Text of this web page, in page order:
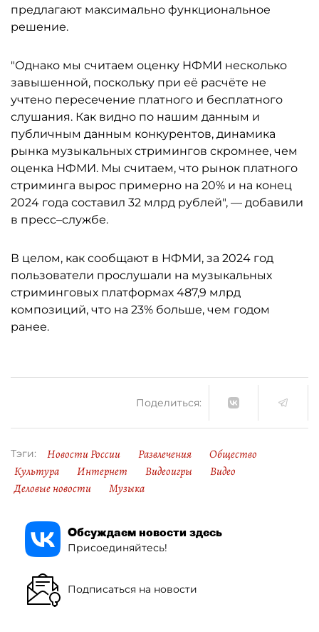
предлагают максимально функциональное
решение.
"Однако мы считаем оценку НФМИ несколько
завышенной, поскольку при её расчёте не
учтено пересечение платного и бесплатного
слушания. Как видно по нашим данным и
публичным данным конкурентов, динамика
рынка музыкальных стримингов скромнее, чем
оценка НФМИ. Мы считаем, что рынок платного
стриминга вырос примерно на 20% и на конец
2024 года составил 32 млрд рублей", — добавили
в пресс–службе.
В целом, как сообщают в НФМИ, за 2024 год
пользователи прослушали на музыкальных
стриминговых платформах 487,9 млрд
композиций, что на 23% больше, чем годом
ранее.
Поделиться:
Тэги: Новости России Развлечения
Общество
Культура
Интернет Видеоигры
Видео
Деловые новости
Музыка
Обсуждаем новости здесь
Присоединяйтесь!
Подписаться на новости